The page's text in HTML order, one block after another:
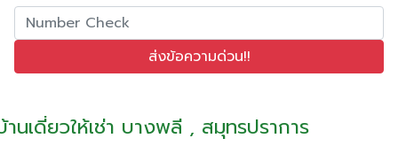
านเดี่ยวให้เช่า บางพลี , สมุทรปราการ